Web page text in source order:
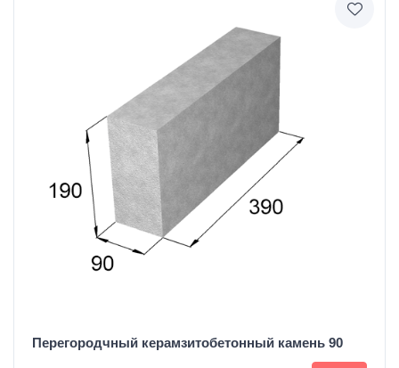
Перегородчный керамзитобетонный камень 90